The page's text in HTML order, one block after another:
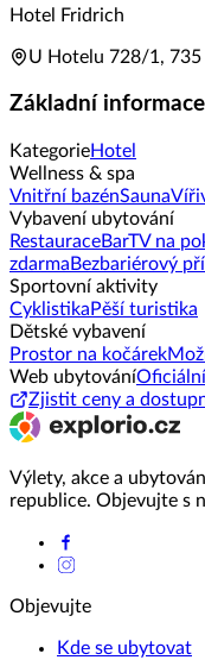
Hotel Fridrich
U Hotelu 728/1, 735
Základní informace
KategorieHotel
Wellness & spa
Vnitřní bazénSauna
Vybavení ubytování
RestauraceBarTV na
zdarma Bezbariérový
Sportovní aktivity
Cyklistika Pěší turistika
Dětské vybavení
Prostor na kočárek
Web ubytování
Zjistit ceny a
Výlety, akce a
republice. Objevujte s
Objevujte
Kde se ubytovat